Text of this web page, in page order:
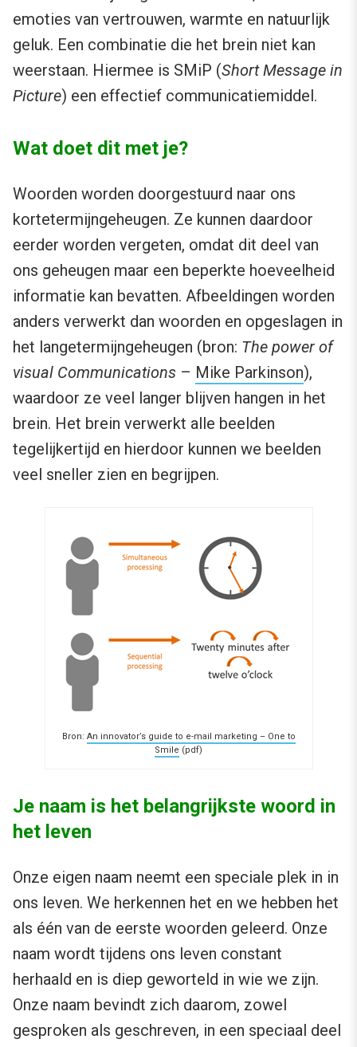
emoties van vertrouwen, warmte en natuurlijk
geluk. Een combinatie die het brein niet kan
weerstaan. Hiermee is SMiP (Short Message in
Picture) een effectief communicatiemiddel.
Wat doet dit met je?
Woorden worden doorgestuurd naar ons
kortetermijngeheugen. Ze kunnen daardoor
eerder worden vergeten, omdat dit deel van
ons geheugen maar een beperkte hoeveelheid
informatie kan bevatten. Afbeeldingen worden
anders verwerkt dan woorden en opgeslagen in
het langetermijngeheugen (bron: The power of
visual Communications – Mike Parkinson),
waardoor ze veel langer blijven hangen in het
brein. Het brein verwerkt alle beelden
tegelijkertijd en hierdoor kunnen we beelden
veel sneller zien en begrijpen.
Bron: An innovator’s guide to e-mail marketing – One to
Smile (pdf)
Je naam is het belangrijkste woord in
het leven
Onze eigen naam neemt een speciale plek in in
ons leven. We herkennen het en we hebben het
als één van de eerste woorden geleerd. Onze
naam wordt tijdens ons leven constant
herhaald en is diep geworteld in wie we zijn.
Onze naam bevindt zich daarom, zowel
gesproken als geschreven, in een speciaal deel